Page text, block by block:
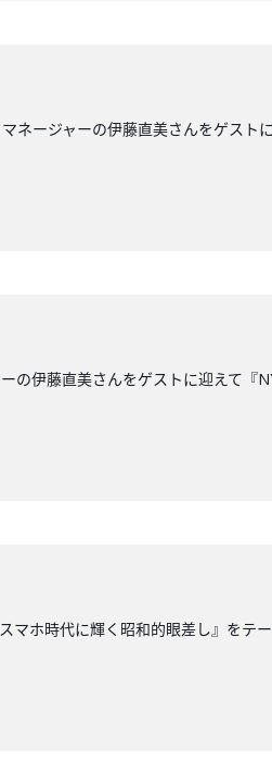
ネージャーの伊藤直美さんをゲスト
の伊藤直美さんをゲストに迎えて『
マホ時代に輝く昭和的眼差し』をテ